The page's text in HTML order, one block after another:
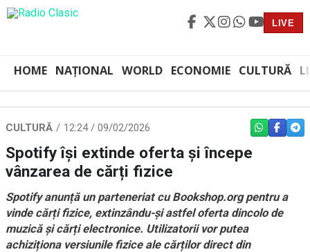
LIVE
HOME NAȚIONAL WORLD ECONOMIE CULTURĂ
CULTURĂ 12:24 / 09/02/2026 WHATSAPP
Spotify își extinde oferta și începe
vânzarea de cărți fizice
Spotify anunță un parteneriat cu Bookshop.org pentru a
vinde cărți fizice, extinzându-și astfel oferta dincolo de
muzică și cărți electronice. Utilizatorii vor putea
achiziționa versiunile fizice ale cărților direct din